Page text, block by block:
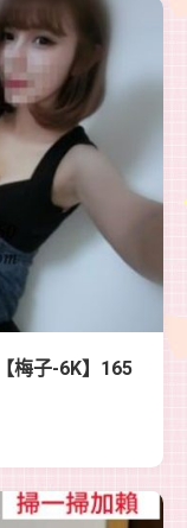
梅子-6K】165